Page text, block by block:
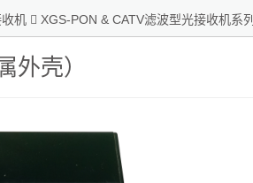
机  XGS-PON & CATV滤波型光接收机系列
外壳）